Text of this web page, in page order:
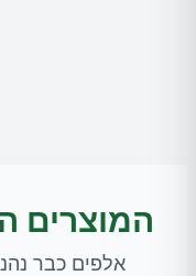
המוצרים
אלפים כבר